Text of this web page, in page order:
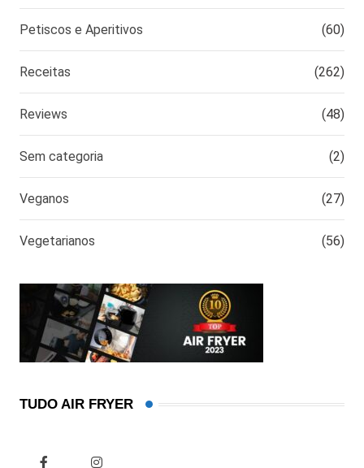
Petiscos e Aperitivos (60)
Receitas (262)
Reviews (48)
Sem categoria (2)
Veganos (27)
Vegetarianos (56)
TUDO AIR FRYER